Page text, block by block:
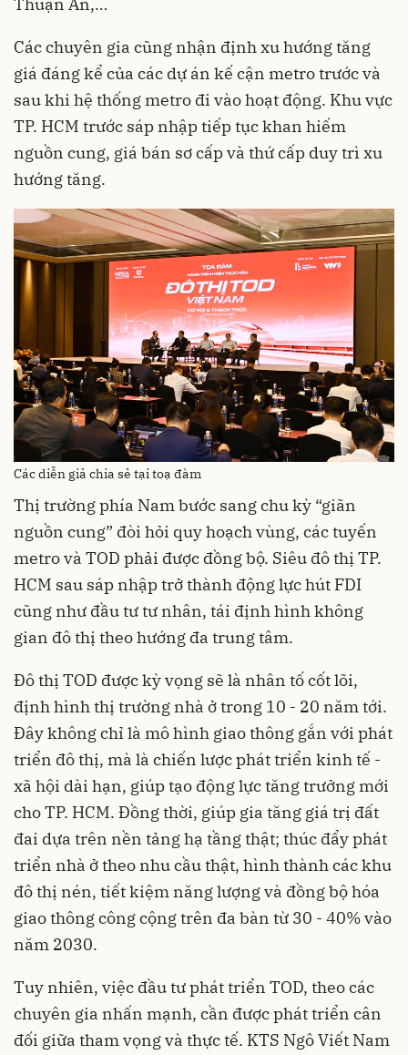
Các chuyên gia cũng nhận định xu hướng tăng
giá đáng kể của các dự án kế cận metro trước và
sau khi hệ thống metro đi vào hoạt động. Khu vực
TP. HCM trước sáp nhập tiếp tục khan hiếm
nguồn cung, giá bán sơ cấp và thứ cấp duy trì xu
hướng tăng.
Các diễn giả chia sẻ tại toạ đàm
Thị trường phía Nam bước sang chu kỳ “giãn
nguồn cung” đòi hỏi quy hoạch vùng, các tuyến
metro và TOD phải được đồng bộ. Siêu đô thị TP.
HCM sau sáp nhập trở thành động lực hút FDI
cũng như đầu tư tư nhân, tái định hình không
gian đô thị theo hướng đa trung tâm.
Đô thị TOD được kỳ vọng sẽ là nhân tố cốt lõi,
định hình thị trường nhà ở trong 10 - 20 năm tới.
Đây không chỉ là mô hình giao thông gắn với phát
triển đô thị, mà là chiến lược phát triển kinh tế -
xã hội dài hạn, giúp tạo động lực tăng trưởng mới
cho TP. HCM. Đồng thời, giúp gia tăng giá trị đất
đai dựa trên nền tảng hạ tầng thật; thúc đẩy phát
triển nhà ở theo nhu cầu thật, hình thành các khu
đô thị nén, tiết kiệm năng lượng và đồng bộ hóa
giao thông công cộng trên đa bàn từ 30 - 40% vào
năm 2030.
Tuy nhiên, việc đầu tư phát triển TOD, theo các
chuyên gia nhấn mạnh, cần được phát triển cân
đối giữa tham vọng và thực tế. KTS Ngô Viết Nam